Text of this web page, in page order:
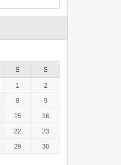
S S
1 2
8 9
15 16
22 23
29 30